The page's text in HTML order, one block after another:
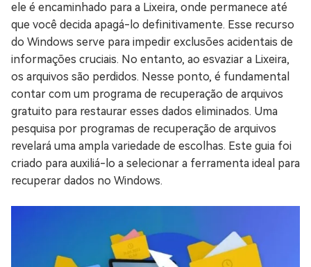
ele é encaminhado para a Lixeira, onde permanece até
que você decida apagá-lo definitivamente. Esse recurso
do Windows serve para impedir exclusões acidentais de
informações cruciais. No entanto, ao esvaziar a Lixeira,
os arquivos são perdidos. Nesse ponto, é fundamental
contar com um programa de recuperação de arquivos
gratuito para restaurar esses dados eliminados. Uma
pesquisa por programas de recuperação de arquivos
revelará uma ampla variedade de escolhas. Este guia foi
criado para auxiliá-lo a selecionar a ferramenta ideal para
recuperar dados no Windows.